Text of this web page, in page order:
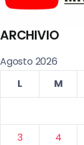
ARCHIVIO
Agosto 2026
L
M
3
4